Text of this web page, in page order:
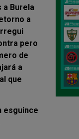
a Burela
a
pero
de
a
que
esguince